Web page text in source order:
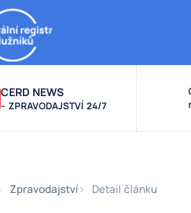
CERD NEWS
– ZPRAVODAJSTVÍ 24/7
Zpravodajství Detail článku